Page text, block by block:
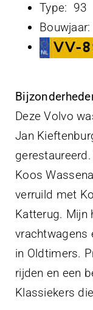
Type: 93
Deze Volvo
Jan
Koos
verruild met
Katterug. Mijn
vrachtwagens
in Oldtimers.
rijden en een
Klassiekers